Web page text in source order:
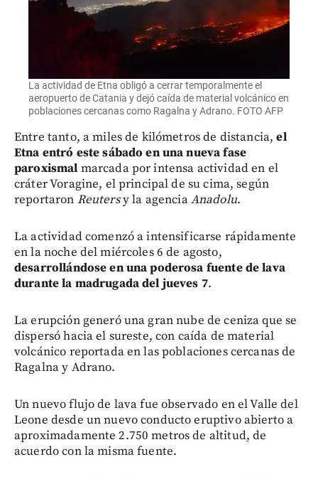
La actividad de Etna obligó a cerrar temporalmente el
aeropuerto de Catania y dejó caída de material volcánico en
poblaciones cercanas como Ragalna y Adrano. FOTO AFP
Entre tanto, a miles de kilómetros de distancia,el
Etna entró este sábado en una nueva fase
paroxismal marcada por intensa actividad en el
cráter Voragine, el principal de su cima, según
reportaron Reutersy la agenciaAnadolu.
La actividad comenzó a intensificarse rápidamente
en la noche del miércoles 6 de agosto,
desarrollándose en una poderosa fuente de lava
durante la madrugada del jueves 7.
La erupción generó una gran nube de ceniza que se
dispersó hacia el sureste, con caída de material
volcánico reportada en las poblaciones cercanas de
Ragalna y Adrano.
Un nuevo flujo de lava fue observado en el Valle del
Leone desde un nuevo conducto eruptivo abierto a
aproximadamente 2.750 metros de altitud, de
acuerdo con la misma fuente.